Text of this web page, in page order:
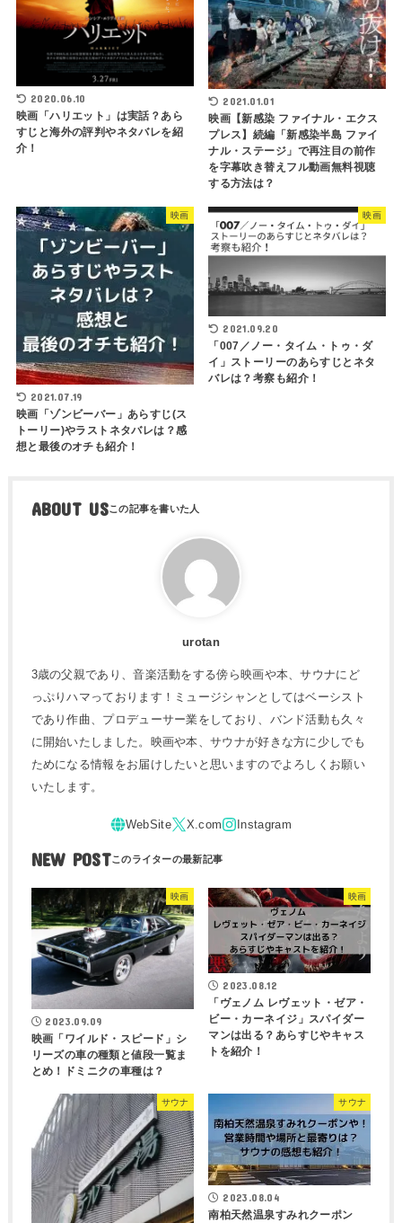
2020.06.10
映画「ハリエット」は実話？あら
すじと海外の評判やネタバレを紹
介！
2021.01.01
映画【新感染 ファイナル・エクス
プレス】続編「新感染半島 ファイ
ナル・ステージ」で再注目の前作
を字幕吹き替えフル動画無料視聴
する方法は？
映画
2021.07.19
映画「ゾンビーバー」あらすじ(ス
トーリー)やラストネタバレは？感
想と最後のオチも紹介！
映画
2021.09.20
「007／ノー・タイム・トゥ・ダ
イ」ストーリーのあらすじとネタ
バレは？考察も紹介！
ABOUT US
urotan
3歳の父親であり、音楽活動をする傍ら映画や本、サウナにど
っぷりハマっております！ミュージシャンとしてはベーシスト
であり作曲、プロデューサー業をしており、バンド活動も久々
に開始いたしました。映画や本、サウナが好きな方に少しでも
ためになる情報をお届けしたいと思いますのでよろしくお願い
いたします。
NEW POST
映画
2023.09.09
映画「ワイルド・スピード」シ
リーズの車の種類と値段一覧ま
とめ！ドミニクの車種は？
映画
2023.08.12
「ヴェノム レヴェット・ゼア・
ビー・カーネイジ」スパイダー
マンは出る？あらすじやキャス
トを紹介！
サウナ サウナ
2023.08.04
南柏天然温泉すみれクーポン